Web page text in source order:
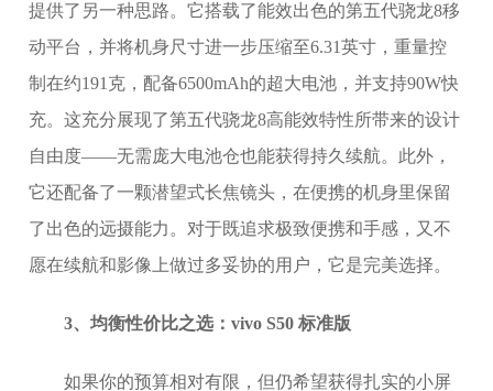
提供了另一种思路。它搭载了能效出色的第五代骁龙8移
动平台，并将机身尺寸进一步压缩至6.31英寸，重量控
制在约191克，配备6500mAh的超大电池，并支持90W快
充。这充分展现了第五代骁龙8高能效特性所带来的设计
自由度——无需庞大电池仓也能获得持久续航。此外，
它还配备了一颗潜望式长焦镜头，在便携的机身里保留
了出色的远摄能力。对于既追求极致便携和手感，又不
愿在续航和影像上做过多妥协的用户，它是完美选择。
3、均衡性价比之选：vivo S50 标准版
如果你的预算相对有限，但仍希望获得扎实的小屏